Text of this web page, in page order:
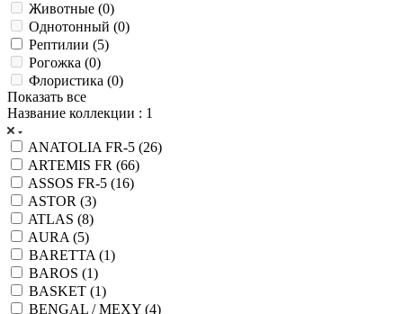
Животные (0)
Однотонный (0)
Рептилии (5)
Рогожка (0)
Флористика (0)
Показать все
Название коллекции : 1
ANATOLIA FR-5 (26)
ARTEMIS FR (66)
ASSOS FR-5 (16)
ASTOR (3)
ATLAS (8)
AURA (5)
BARETTA (1)
BAROS (1)
BASKET (1)
BENGAL / MEXY (4)